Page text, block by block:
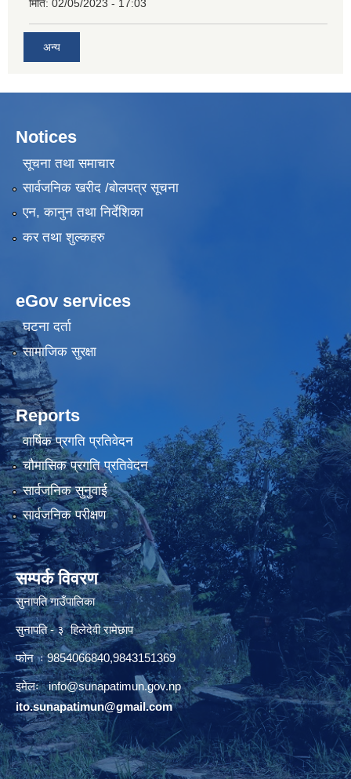
मिति: 02/05/2023 - 17:03
अन्य
Notices
सूचना तथा समाचार
सार्वजनिक खरीद /बोलपत्र सूचना
एन, कानुन तथा निर्देशिका
कर तथा शुल्कहरु
eGov services
घटना दर्ता
सामाजिक सुरक्षा
Reports
वार्षिक प्रगति प्रतिवेदन
चौमासिक प्रगति प्रतिवेदन
सार्वजनिक सुनुवाई
सार्वजनिक परीक्षण
सम्पर्क विवरण
सुनापति गाउँपालिका
सुनापति - ३ हिलेदेवी रामेछाप
फोन ः 9854066840,9843151369
इमेलः info@sunapatimun.gov.np
ito.sunapatimun@gmail.com